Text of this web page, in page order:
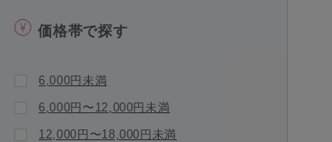
QUADAYS（キュアデイズ）
RegenSkin（リジェンスキン）
réveiller（レヴェイエ）
価格帯で探す
6,000円未満
6,000円〜12,000円未満
12,000円〜18,000円未満